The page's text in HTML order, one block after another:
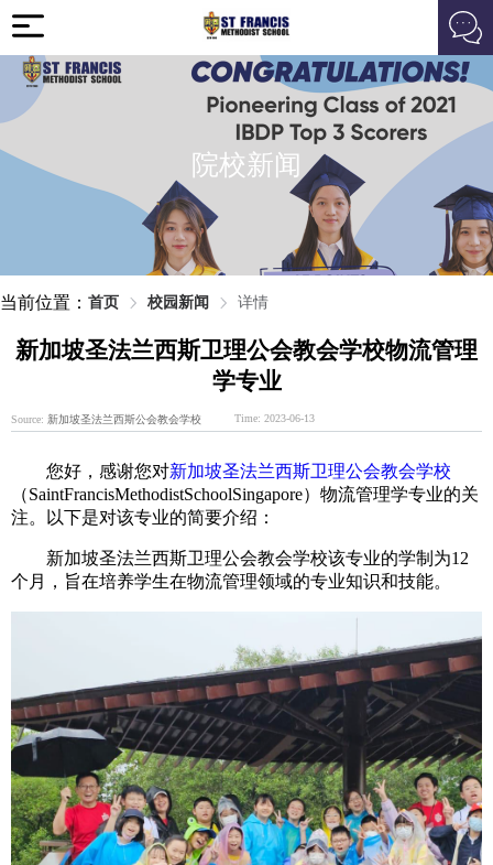
院校新闻
当前位置： 首页 校园新闻 详情
新加坡圣法兰西斯卫理公会教会学校物流管理
学专业
Source: 新加坡圣法兰西斯公会教会学校 Time: 2023-06-13
您好，感谢您对新加坡圣法兰西斯卫理公会教会学校
（SaintFrancisMethodistSchool‎Singapore）物流管理学专业的关
注。以下是对该专业的简要介绍：
新加坡圣法兰西斯卫理公会教会学校该专业的学制为12
个月，旨在培养学生在物流管理领域的专业知识和技能。